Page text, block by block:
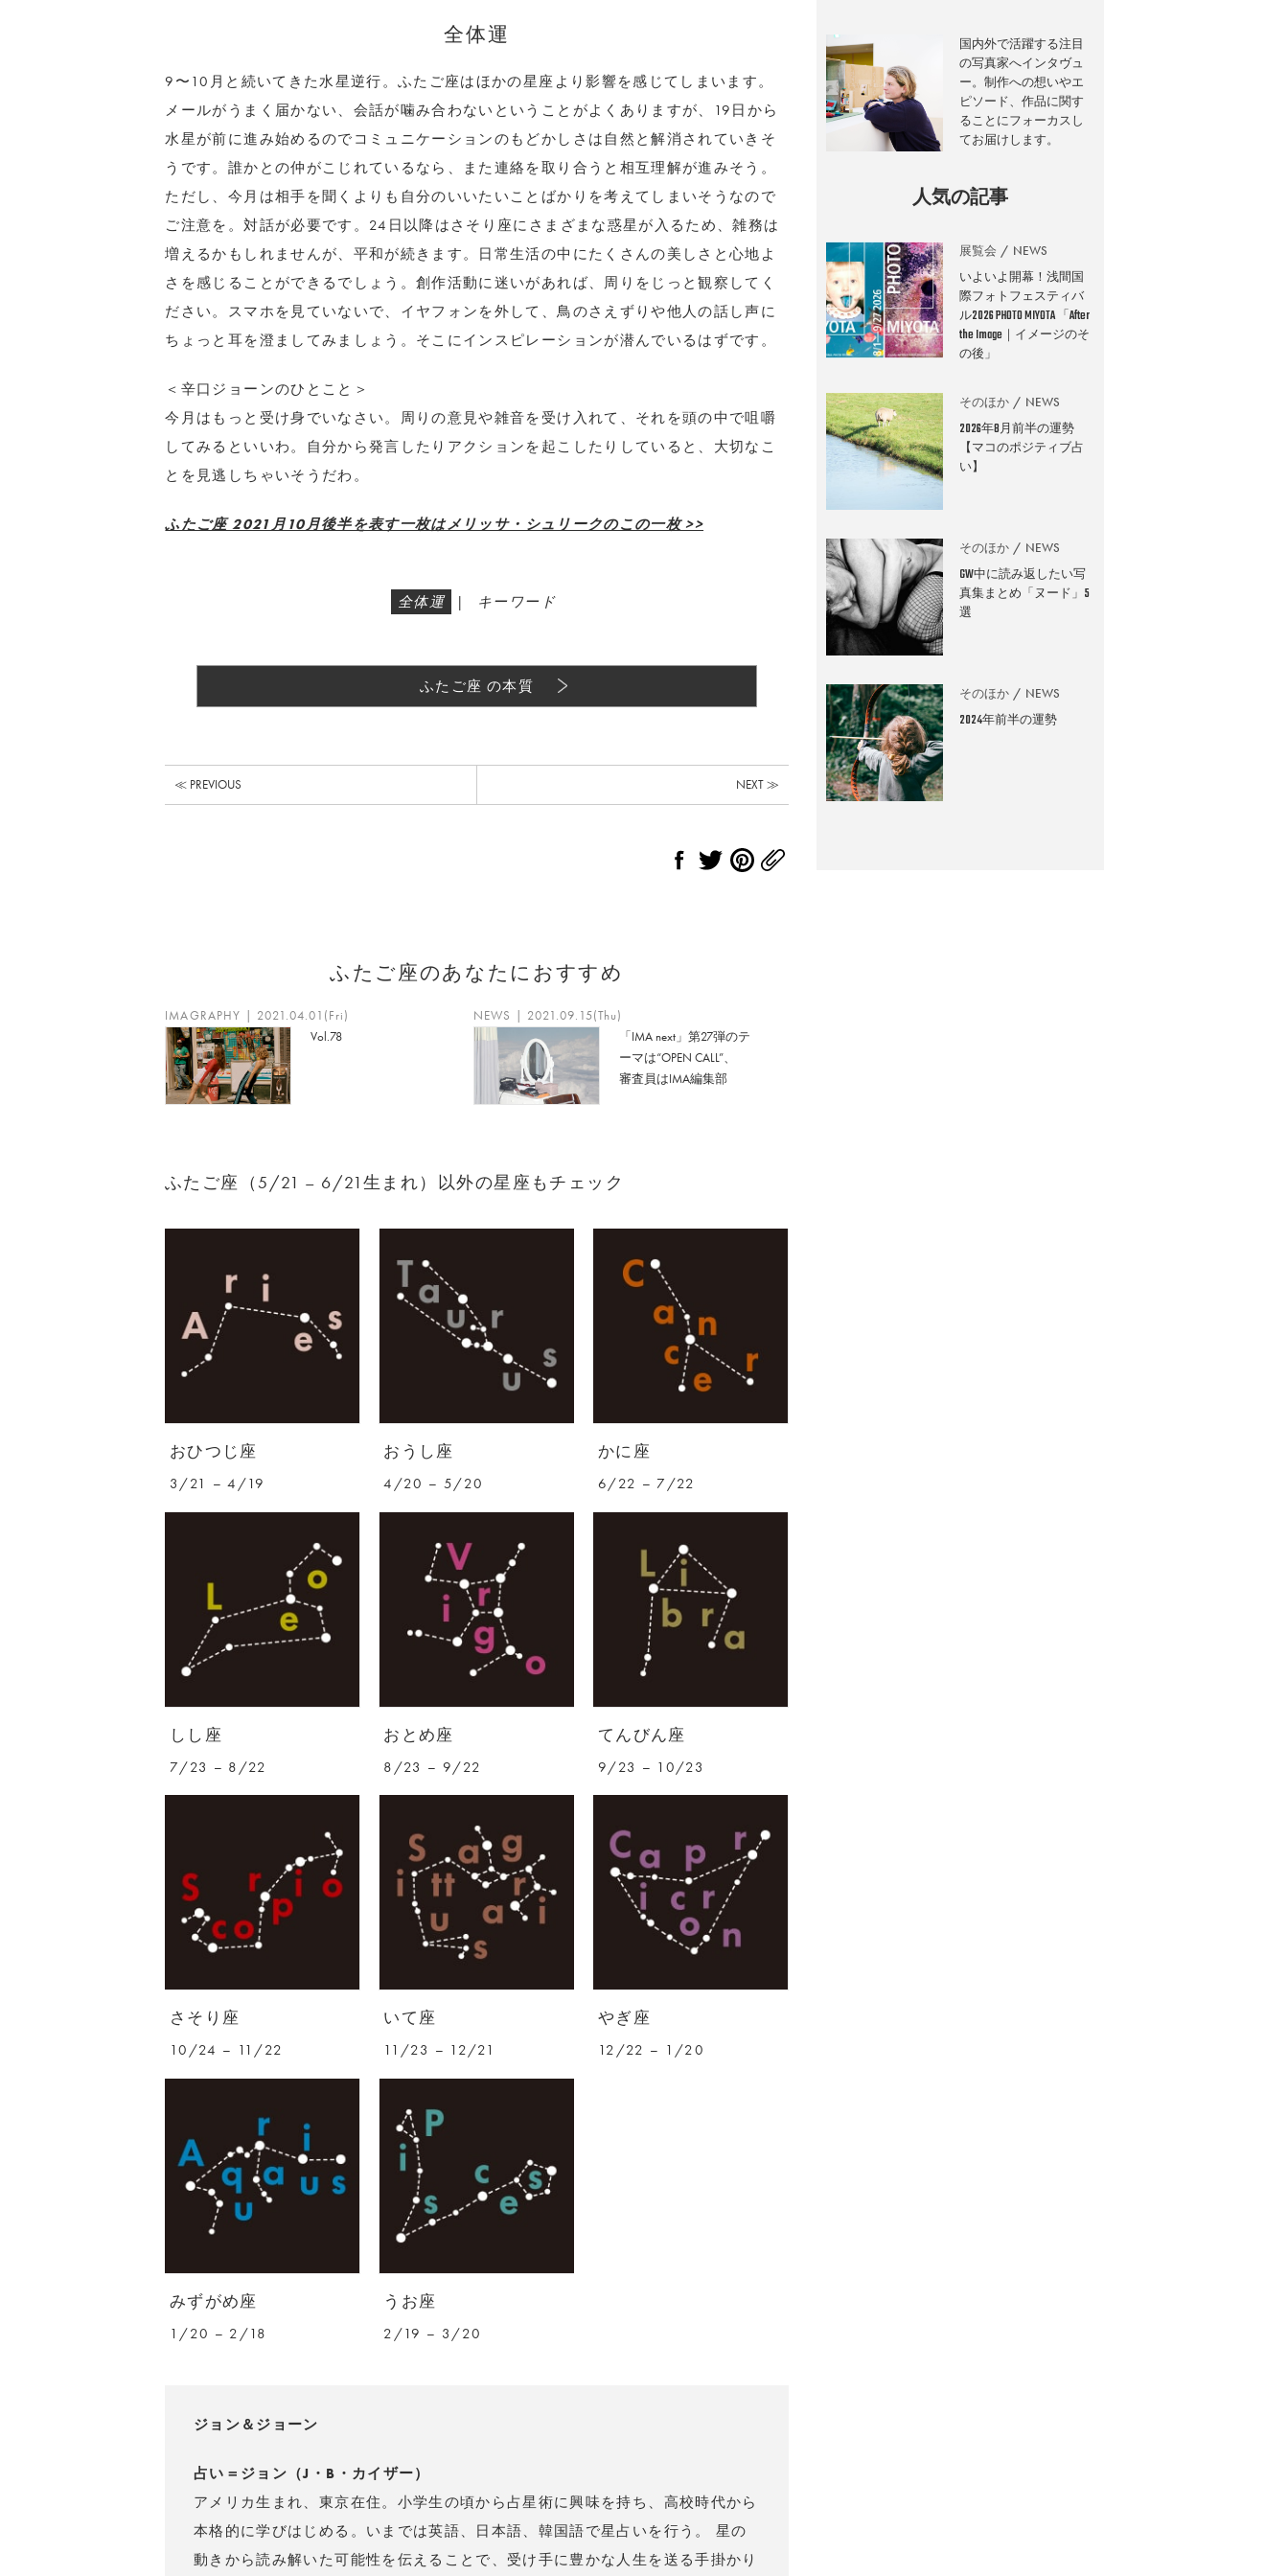
全体運
9〜10月と続いてきた水星逆行。ふたご座はほかの星座より影響を感じてしまいます。
メールがうまく届かない、会話が噛み合わないということがよくありますが、19日から
水星が前に進み始めるのでコミュニケーションのもどかしさは自然と解消されていきそ
うです。誰かとの仲がこじれているなら、また連絡を取り合うと相互理解が進みそう。
ただし、今月は相手を聞くよりも自分のいいたいことばかりを考えてしまいそうなので
ご注意を。対話が必要です。24日以降はさそり座にさまざまな惑星が入るため、雑務は
増えるかもしれませんが、平和が続きます。日常生活の中にたくさんの美しさと心地よ
さを感じることができるでしょう。創作活動に迷いがあれば、周りをじっと観察してく
ださい。スマホを見ていないで、イヤフォンを外して、鳥のさえずりや他人の話し声に
ちょっと耳を澄ましてみましょう。そこにインスピレーションが潜んでいるはずです。
＜辛口ジョーンのひとこと＞
今月はもっと受け身でいなさい。周りの意見や雑音を受け入れて、それを頭の中で咀嚼
してみるといいわ。自分から発言したりアクションを起こしたりしていると、大切なこ
とを見逃しちゃいそうだわ。
ふたご座 2021月10月後半を表す一枚はメリッサ・シュリークのこの一枚 >>
全体運 | キーワード
ふたご座 の本質
≪ PREVIOUS NEXT ≫
ふたご座のあなたにおすすめ
IMAGRAPHY | 2021.04.01(Fri)
Vol.78
NEWS | 2021.09.15(Thu)
「IMA next」第27弾のテ
ーマは“OPEN CALL”、
審査員はIMA編集部
ふたご座（5/21 – 6/21生まれ）以外の星座もチェック
おひつじ座
3/21 – 4/19
おうし座
4/20 – 5/20
かに座
6/22 – 7/22
しし座
7/23 – 8/22
おとめ座
8/23 – 9/22
てんびん座
9/23 – 10/23
さそり座
10/24 – 11/22
いて座
11/23 – 12/21
やぎ座
12/22 – 1/20
みずがめ座
1/20 – 2/18
うお座
2/19 – 3/20
ジョン＆ジョーン
占い＝ジョン（J・B・カイザー）
アメリカ生まれ、東京在住。小学生の頃から占星術に興味を持ち、高校時代から
本格的に学びはじめる。いまでは英語、日本語、韓国語で星占いを行う。 星の
動きから読み解いた可能性を伝えることで、受け手に豊かな人生を送る手掛かり
国内外で活躍する注目
の写真家へインタヴュ
ー。制作への想いやエ
ピソード、作品に関す
ることにフォーカスし
てお届けします。
人気の記事
展覧会 NEWS
いよいよ開幕！浅間国
際フォトフェスティバ
ル2026 PHOTO MIYOTA 「After
the Image｜イメージのそ
の後」
そのほか NEWS
2026年8月前半の運勢
【マコのポジティブ占
い】
そのほか NEWS
GW中に読み返したい写
真集まとめ「ヌード」5
選
そのほか NEWS
2024年前半の運勢